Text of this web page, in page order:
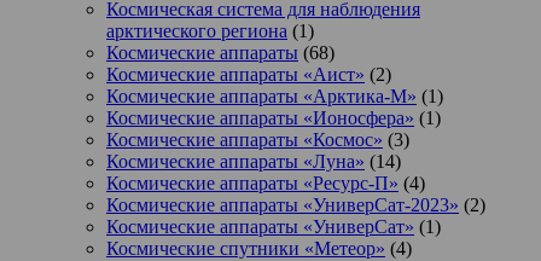
Космическая система для наблюдения
арктического региона (1)
Космические аппараты (68)
Космические аппараты «Аист» (2)
Космические аппараты «Арктика-М» (1)
Космические аппараты «Ионосфера» (1)
Космические аппараты «Космос» (3)
Космические аппараты «Луна» (14)
Космические аппараты «Ресурс-П» (4)
Космические аппараты «УниверСат-2023» (2)
Космические аппараты «УниверСат» (1)
Космические спутники «Метеор» (4)